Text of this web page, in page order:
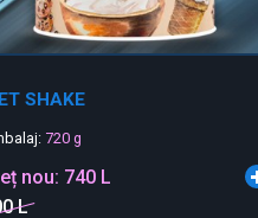
SHAKE
720 g
nou: 740 L
L